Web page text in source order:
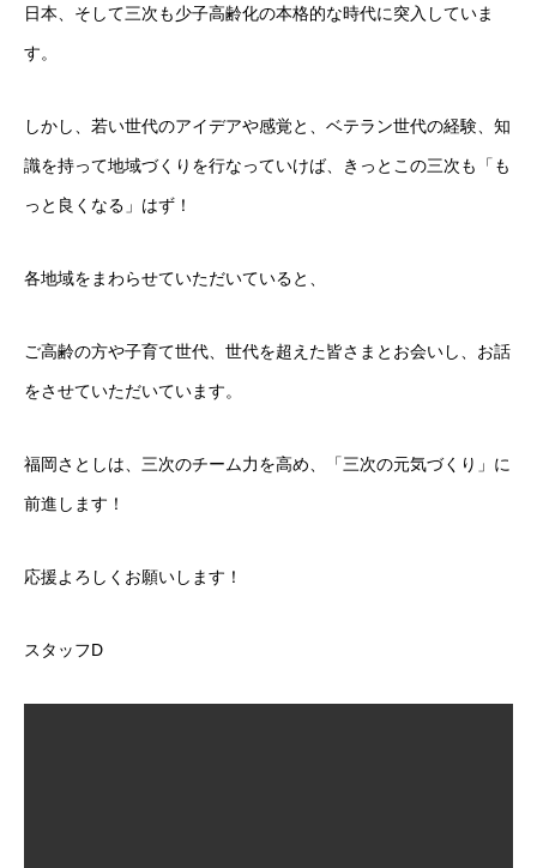
日本、そして三次も少子高齢化の本格的な時代に突入していま
す。
しかし、若い世代のアイデアや感覚と、ベテラン世代の経験、知
識を持って地域づくりを行なっていけば、きっとこの三次も「も
っと良くなる」はず！
各地域をまわらせていただいていると、
ご高齢の方や子育て世代、世代を超えた皆さまとお会いし、お話
をさせていただいています。
福岡さとしは、三次のチーム力を高め、「三次の元気づくり」に
前進します！
応援よろしくお願いします！
スタッフD